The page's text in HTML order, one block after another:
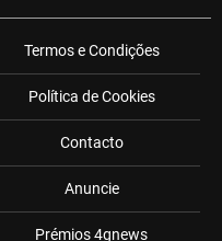
Termos e Condições
Política de Cookies
Contacto
Anuncie
Prémios 4gnews